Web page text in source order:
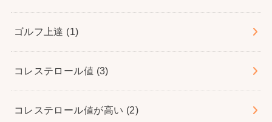
ゴルフ上達 (1)
コレステロール値 (3)
コレステロール値が高い (2)